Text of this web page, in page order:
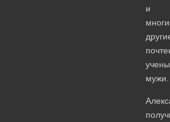
и
мужи.